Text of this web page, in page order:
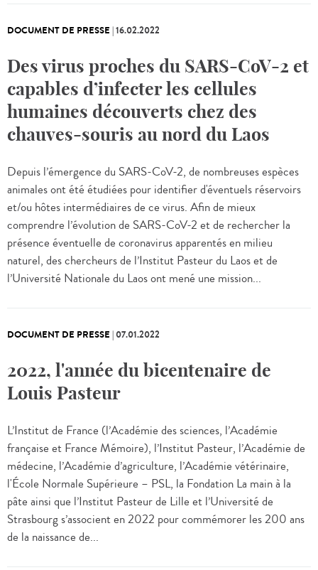
DOCUMENT DE PRESSE |16.02.2022
Des virus proches du SARS-CoV-2 et
capables d’infecter les cellules
humaines découverts chez des
chauves-souris au nord du Laos
Depuis l’émergence du SARS-CoV-2, de nombreuses espèces
animales ont été étudiées pour identifier d'éventuels réservoirs
et/ou hôtes intermédiaires de ce virus. Afin de mieux
comprendre l’évolution de SARS-CoV-2 et de rechercher la
présence éventuelle de coronavirus apparentés en milieu
naturel, des chercheurs de l’Institut Pasteur du Laos et de
l’Université Nationale du Laos ont mené une mission...
DOCUMENT DE PRESSE |07.01.2022
2022, l'année du bicentenaire de
Louis Pasteur
L’Institut de France (l’Académie des sciences, l’Académie
française et France Mémoire), l’Institut Pasteur, l’Académie de
médecine, l’Académie d’agriculture, l’Académie vétérinaire,
l'École Normale Supérieure – PSL, la Fondation La main à la
pâte ainsi que l’Institut Pasteur de Lille et l’Université de
Strasbourg s’associent en 2022 pour commémorer les 200 ans
de la naissance de...